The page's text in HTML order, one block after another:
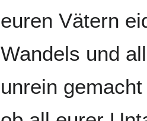
euren Vätern
Wandels und
unrein